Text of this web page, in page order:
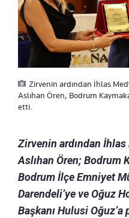
Zirvenin ardından İhlas
Aslıhan Ören, Bodrum
etti.
Zirvenin ardından İhlas
Aslıhan Ören; Bodrum
Bodrum İlçe Emniyet
Darendeli’ye ve Oğuz
Başkanı Hulusi